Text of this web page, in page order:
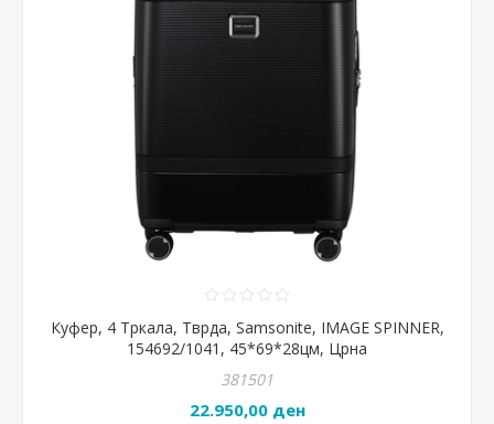
Куфер, 4 Тркала, Тврда, Samsonite, IMAGE SPINNER,
154692/1041, 45*69*28цм, Црна
381501
22.950,00 ден